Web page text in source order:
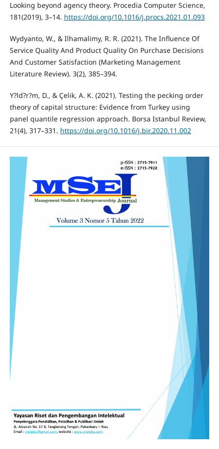
Looking beyond agency theory. Procedia Computer Science,
181(2019), 3–14. https://doi.org/10.1016/j.procs.2021.01.093
Wydyanto, W., & Ilhamalimy, R. R. (2021). The Influence Of
Service Quality And Product Quality On Purchase Decisions
And Customer Satisfaction (Marketing Management
Literature Review). 3(2), 385–394.
Y?ld?r?m, D., & Çelik, A. K. (2021). Testing the pecking order
theory of capital structure: Evidence from Turkey using
panel quantile regression approach. Borsa Istanbul Review,
21(4), 317–331. https://doi.org/10.1016/j.bir.2020.11.002